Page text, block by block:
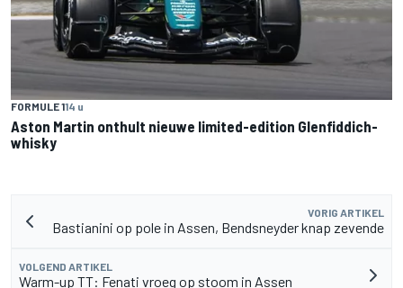
FORMULE 114 u
Aston Martin onthult nieuwe limited-edition Glenfiddich-
whisky
VORIG ARTIKEL
Bastianini op pole in Assen, Bendsneyder knap zevende
VOLGEND ARTIKEL
Warm-up TT: Fenati vroeg op stoom in Assen